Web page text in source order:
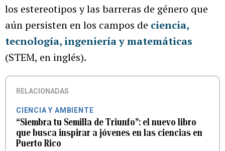
los estereotipos y las barreras de género que
aún persisten en los campos de ciencia,
tecnología, ingeniería y matemáticas
(STEM, en inglés).
RELACIONADAS
CIENCIA Y AMBIENTE
“Siembra tu Semilla de Triunfo”: el nuevo libro
que busca inspirar a jóvenes en las ciencias en
Puerto Rico